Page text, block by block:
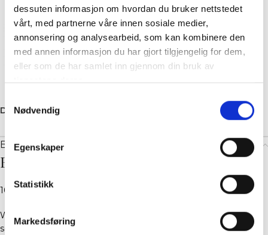
dessuten informasjon om hvordan du bruker nettstedet
vårt, med partnerne våre innen sosiale medier,
annonsering og analysearbeid, som kan kombinere den
med annen informasjon du har gjort tilgjengelig for dem,
eller som de har samlet inn gjennom din bruk av
tjenestene deres.
Nødvendig
Egenskaper
Statistikk
Markedsføring
Dele:
Beskrivelse
Beskrivelse
100% Polyester
Wavey Celabrina Hair Claw fra Becksöndergaard er en hårklo
som måler 11 cm, dekket av 100 % bomullsstoff.